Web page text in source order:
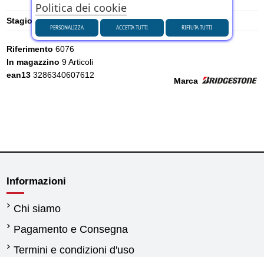
Stagione Estivi
Marca
Riferimento 6076
In magazzino 9 Articoli
ean13 3286340607612
Informazioni
Chi siamo
Pagamento e Consegna
Termini e condizioni d'uso
Politica dei cookie
PERSONALIZZA RIFIUTA TUTTI
ACCETTA TUTTI